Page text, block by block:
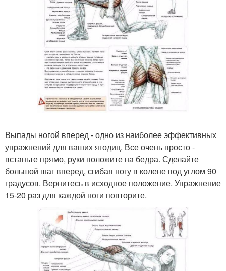
Выпады ногой вперед - одно из наиболее эффективных
упражнений для ваших ягодиц. Все очень просто -
встаньте прямо, руки положите на бедра. Сделайте
большой шаг вперед, сгибая ногу в колене под углом 90
градусов. Вернитесь в исходное положение. Упражнение
15-20 раз для каждой ноги повторите.